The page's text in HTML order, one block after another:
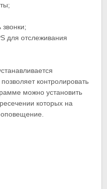
для отслеживания
контролировать
можно установить
которых на